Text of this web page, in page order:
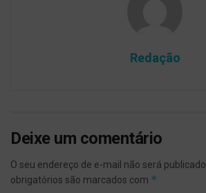
Redação
Deixe um comentário
O seu endereço de e-mail não será publicado.
obrigatórios são marcados com *